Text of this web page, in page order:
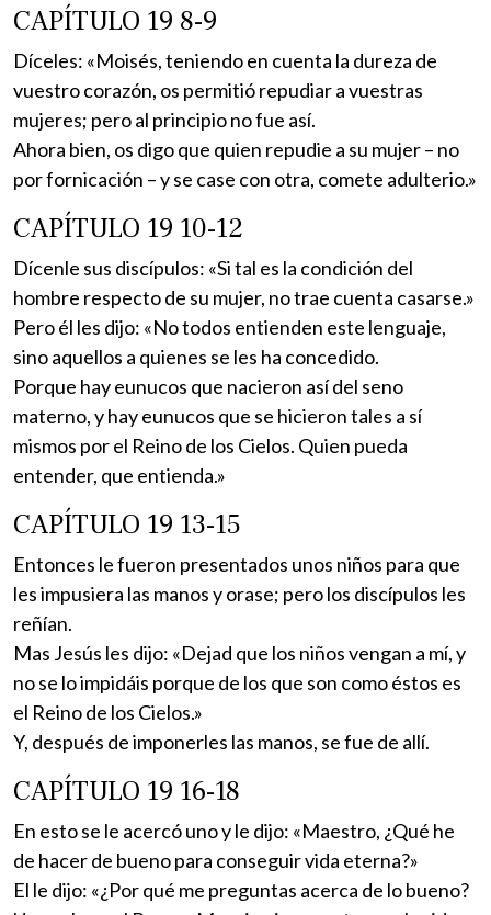
CAPÍTULO 19 8-9
Díceles: «Moisés, teniendo en cuenta la dureza de
vuestro corazón, os permitió repudiar a vuestras
mujeres; pero al principio no fue así.
Ahora bien, os digo que quien repudie a su mujer – no
por fornicación – y se case con otra, comete adulterio.»
CAPÍTULO 19 10-12
Dícenle sus discípulos: «Si tal es la condición del
hombre respecto de su mujer, no trae cuenta casarse.»
Pero él les dijo: «No todos entienden este lenguaje,
sino aquellos a quienes se les ha concedido.
Porque hay eunucos que nacieron así del seno
materno, y hay eunucos que se hicieron tales a sí
mismos por el Reino de los Cielos. Quien pueda
entender, que entienda.»
CAPÍTULO 19 13-15
Entonces le fueron presentados unos niños para que
les impusiera las manos y orase; pero los discípulos les
reñían.
Mas Jesús les dijo: «Dejad que los niños vengan a mí, y
no se lo impidáis porque de los que son como éstos es
el Reino de los Cielos.»
Y, después de imponerles las manos, se fue de allí.
CAPÍTULO 19 16-18
En esto se le acercó uno y le dijo: «Maestro, ¿Qué he
de hacer de bueno para conseguir vida eterna?»
El le dijo: «¿Por qué me preguntas acerca de lo bueno?